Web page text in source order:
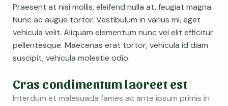
Praesent at nisi mollis, eleifend nulla at, feugiat magna.
Nunc ac augue tortor. Vestibulum in varius mi, eget
vehicula velit. Aliquam elementum nunc vel elit efficitur
pellentesque. Maecenas erat tortor, vehicula id diam
suscipit, vehicula molestie odio.
Cras condimentum laoreet est
Interdum et malesuada fames ac ante ipsum primis in